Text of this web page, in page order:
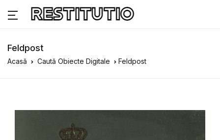
Feldpost
Acasă Caută Obiecte Digitale Feldpost